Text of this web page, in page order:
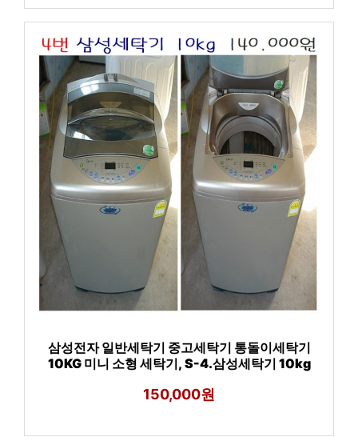
삼성전자 일반세탁기 중고세탁기 통돌이세탁기
10KG 미니 소형 세탁기, S-4.삼성세탁기 10kg
150,000원